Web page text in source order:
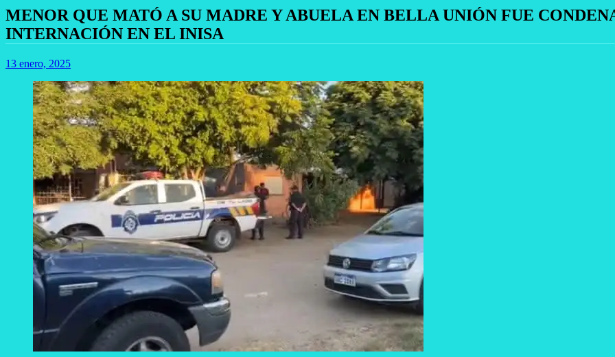
MENOR QUE MATÓ A SU MADRE Y ABUELA EN BELLA UNIÓN FUE
INTERNACIÓN EN EL INISA
13 enero, 2025